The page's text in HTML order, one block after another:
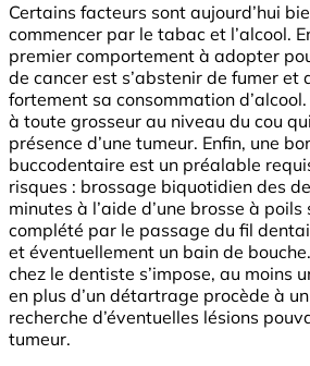
Certains facteurs sont aujourd’hui
commencer par le tabac et l’alcool.
premier comportement à adopter
de cancer est s’abstenir de fumer et
fortement sa consommation
à toute grosseur au niveau du cou
présence d’une tumeur. Enfin, une
buccodentaire est un préalable
risques : brossage biquotidien des
minutes à l’aide d’une brosse à
complété par le passage du fil
et éventuellement un bain de
chez le dentiste s’impose, au moins
en plus d’un détartrage procède à
recherche d’éventuelles lésions
tumeur.